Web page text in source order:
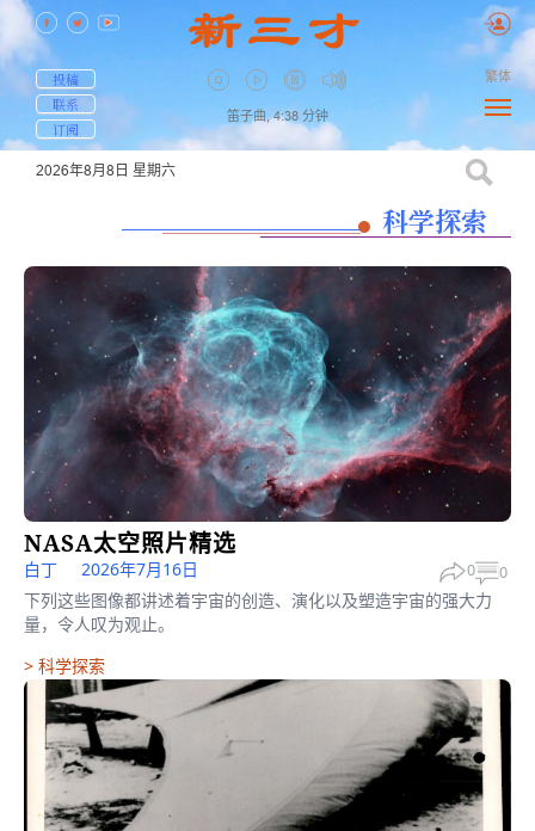
投稿
联系
订阅
笛子曲, 4:38 分钟
繁体
2026年8月8日 星期六
科学探索
NASA太空照片精选
白丁 2026年7月16日 0 0
下列这些图像都讲述着宇宙的创造、演化以及塑造宇宙的强大力
量，令人叹为观止。
> 科学探索